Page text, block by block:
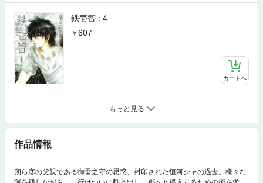
鉄壱智 : 4
607
カートへ
もっと見る
作品情報
朔ら彦の父親である御雷之守の思惑、封印された恒河シャの過去。様々な